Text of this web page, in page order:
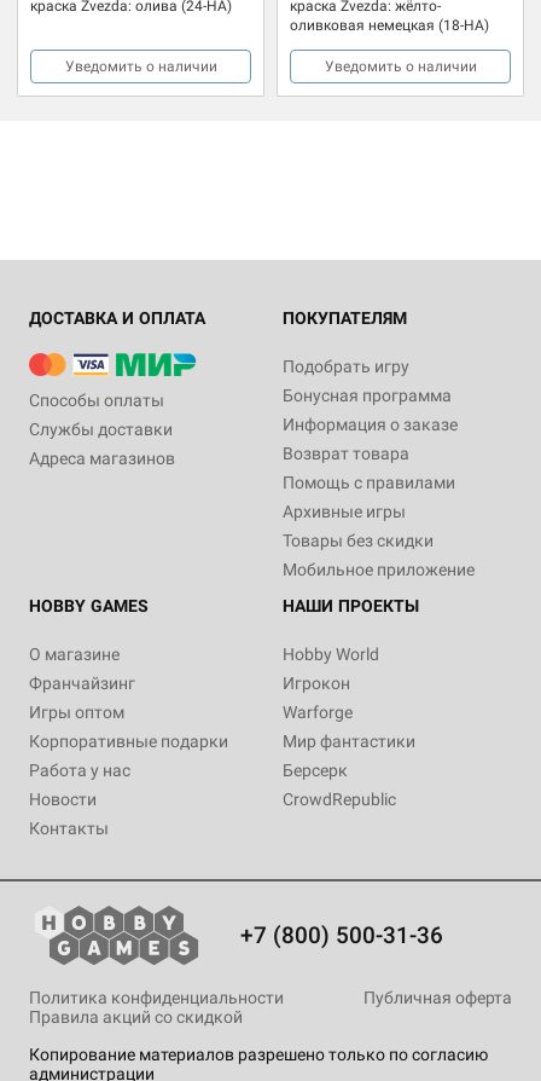
краска Zvezda: олива (24-НА)
Уведомить о наличии
краска Zvezda: жёлто-
оливковая немецкая (18-НА)
Уведомить о наличии
ДОСТАВКА И ОПЛАТА
Способы оплаты
Службы доставки
Адреса магазинов
ПОКУПАТЕЛЯМ
Подобрать игру
Бонусная программа
Информация о заказе
Возврат товара
Помощь с правилами
Архивные игры
Товары без скидки
Мобильное приложение
HOBBY GAMES
О магазине
Франчайзинг
Игры оптом
Корпоративные подарки
Работа у нас
Новости
Контакты
НАШИ ПРОЕКТЫ
Hobby World
Игрокон
Warforge
Мир фантастики
Берсерк
CrowdRepublic
+7 (800) 500-31-36
Копирование материалов разрешено только по согласию
администрации
Политика конфиденциальности
Публичная оферта
Правила акций со скидкой